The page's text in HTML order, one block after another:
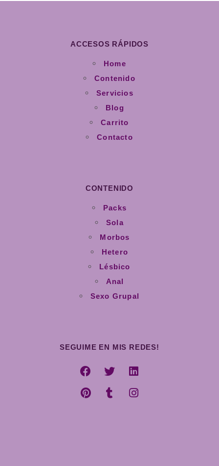
ACCESOS RÁPIDOS
Home
Contenido
Servicios
Blog
Carrito
Contacto
CONTENIDO
Packs
Sola
Morbos
Hetero
Lésbico
Anal
Sexo Grupal
SEGUIME EN MIS REDES!